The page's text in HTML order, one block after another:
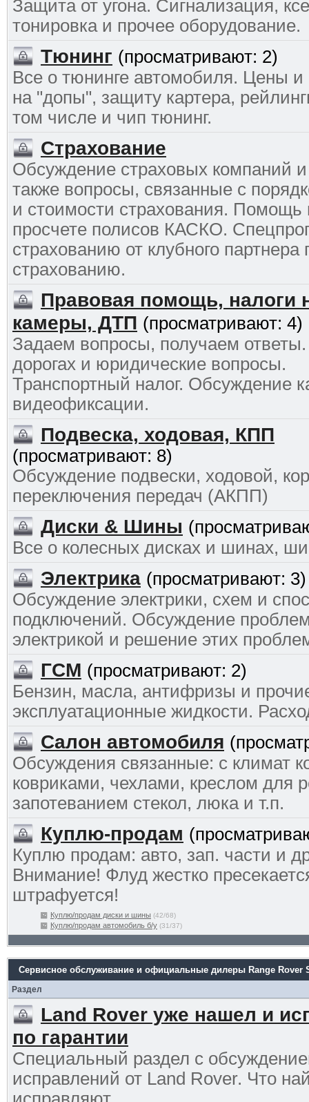
Защита от угона. Сигнализация,
тонировка и прочее оборудование.
Тюнинг (просматривают: 2)
Все о тюнинге автомобиля. Цены и
на "допы", защиту картера,
том числе и чип тюнинг.
Страхование
Обсуждение страховых компаний
также вопросы, связанные с
и стоимости страхования. Помощь
просчете полисов КАСКО.
страхованию от клубного партнера
страхованию.
Правовая помощь, налоги
камеры, ДТП (просматривают: 4)
Задаем вопросы, получаем
дорогах и юридические вопросы.
Транспортный налог. Обсуждение
видеофиксации.
Подвеска, ходовая, КПП
(просматривают: 8)
Обсуждение подвески, ходовой,
переключения передач (АКПП)
Диски & Шины
Все о колесных дисках и шинах,
Электрика (просматривают: 3)
Обсуждение электрики, схем и
подключений. Обсуждение
электрикой и решение этих
ГСМ (просматривают: 2)
Бензин, масла, антифризы и
эксплуатационные жидкости.
Салон автомобиля
Обсуждения связанные: с климат
ковриками, чехлами, креслом для
запотеванием стекол, люка и т.п.
Куплю-продам
Куплю продам: авто, зап. части и
Внимание! Флуд жестко
штрафуется!
Куплю/продам диски и шины (42/68)
Куплю/продам автомобиль б/у(31/37)
Сервисное обслуживание и официальные дилеры Range Rover
Раздел
Land Rover уже нашел и
по гарантии
Специальный раздел с
исправлений от Land Rover. Что